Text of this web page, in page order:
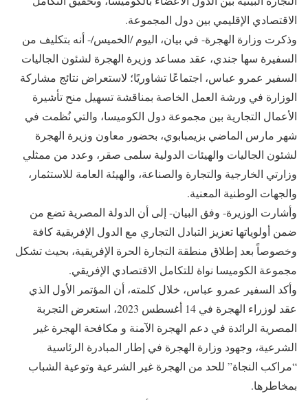
الاقتصادي الإقليمي بين دول المجموعة.
وذكرت وزارة الهجرة- في بيان، اليوم /الخميس/- أنه بتكليف من
السفيرة سها جندي، عقد مساعد وزيرة الهجرة لشئون الجاليات
السفير عمرو عباس، اجتماعًا تشاوريًا؛ لاستعراض نتائج مشاركة
الوزارة في ورشة العمل الخاصة بمناقشة تسهيل منح تأشيرة
الأعمال التجارية بين مجموعة دول الكوميسا، والتي نُظمت في
شهر مارس الماضي بزيمبابوي، بحضور معاون وزيرة الهجرة
لشئون الجاليات والهيئات الدولية سلمى صقر، وعدد من ممثلي
وزارتي الخارجية والتجارة والصناعة، والهيئة العامة للاستثمار،
والجهات الوطنية المعنية.
وأشارت الوزيرة- وفق البيان- إلى أن الدولة المصرية تضع من
ضمن أولوياتها تعزيز التبادل التجاري مع الدول الإفريقية كافة
وخصوصاً بعد إطلاق منطقة التجارة الحرة الإفريقية، بحيث تشكل
مجموعة الكوميسا نواة للتكامل الاقتصادي الإفريقي.
وأكد السفير عمرو عباس، خلال كلمته، أن المؤتمر الأول الذي
عقد لوزراء الهجرة في 14 أغسطس 2023، استعرض التجربة
المصرية الرائدة في دعم الهجرة الآمنة و مكافحة الهجرة غير
الشرعية، وجهود وزارة الهجرة في إطار المبادرة الرئاسية
“مراكب النجاة” للحد من الهجرة غير الشرعية وتوعية الشباب
بمخاطرها.